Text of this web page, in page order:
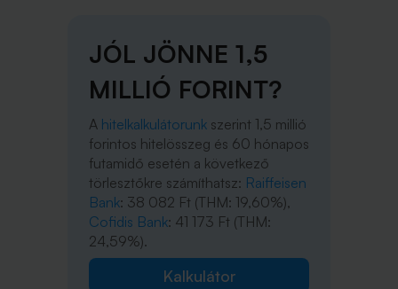
JÓL JÖNNE 1,5
MILLIÓ FORINT?
A hitelkalkulátorunk szerint 1,5 millió
forintos hitelösszeg és 60 hónapos
futamidő esetén a következő
törlesztőkre számíthatsz: Raiffeisen
Bank: 38 082 Ft (THM: 19,60%),
Cofidis Bank: 41 173 Ft (THM:
24,59%).
Kalkulátor